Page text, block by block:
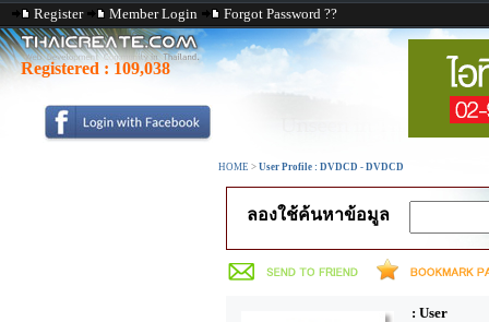
Register Member Login Forgot Password ??
Registered : 109,038
HOME > User Profile : DVDCD - DVDCD
ลองใช้ค้นหาข้อมูล
: User